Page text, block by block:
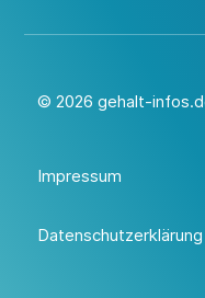
© 2026 gehalt-
Impressum
Datenschutzerklärung